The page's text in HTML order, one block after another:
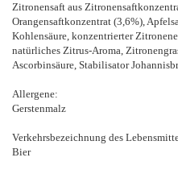
Zitronensaft aus
Orangensaftkonzentrat (3,6%),
Kohlensäure, konzentrierter
natürliches Zitrus-Aroma,
Ascorbinsäure, Stabilisator
Allergene:
Gerstenmalz
Verkehrsbezeichnung des
Bier